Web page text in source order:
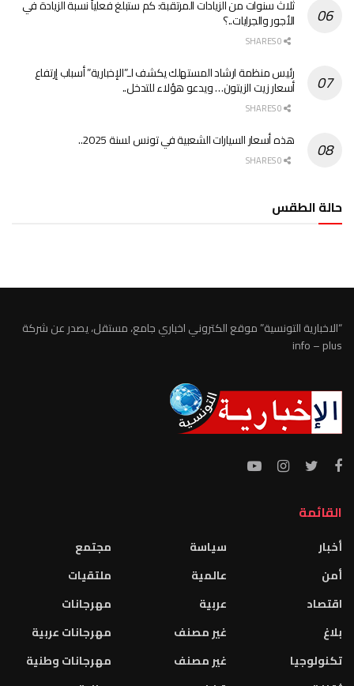
ثلاث سنوات من الزيادات المرتقبة: كم ستبلغ فعلياً نسبة الزيادة في
الأجور والجرايات..؟
رئيس منظمة ارشاد المستهلك يكشف لـ”الإخبارية” أسباب إرتفاع
أسعار زيت الزيتون… ويدعو هؤلاء للتدخل..
هذه أسعار السيارات الشعبية في تونس لسنة 2025..
حالة الطقس
“الاخبارية التونسية” موقع الكتروني اخباري جامع، مستقل، يصدر عن شركة
info – plus
القائمة
أخبار
أمن
اقتصاد
بلاغ
تكنولوجيا
سياسة
عالمية
عربية
غير مصنف
غير مصنف
مجتمع
ملتقيات
مهرجانات
مهرجانات عربية
مهرجانات وطنية